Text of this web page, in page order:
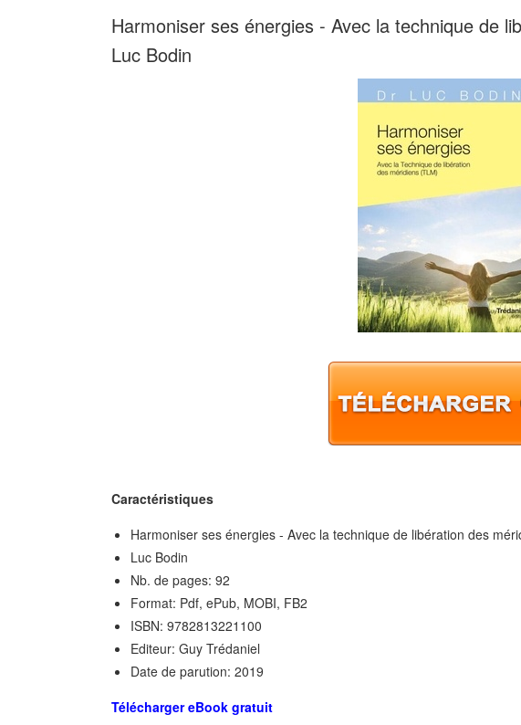
Harmoniser ses énergies - Avec la technique de
Luc Bodin
Caractéristiques
Harmoniser ses énergies - Avec la technique de libération des
Luc Bodin
Nb. de pages: 92
Format: Pdf, ePub, MOBI, FB2
ISBN: 9782813221100
Editeur: Guy Trédaniel
Date de parution: 2019
Télécharger eBook gratuit